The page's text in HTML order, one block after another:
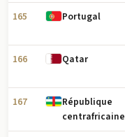
165 Portugal
166 Qatar
167
République
centrafricaine